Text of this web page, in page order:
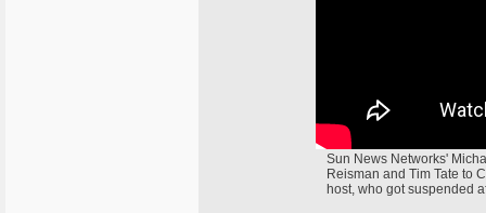
Sun News Networks'
Reisman and Tim Tate to
host, who got suspended